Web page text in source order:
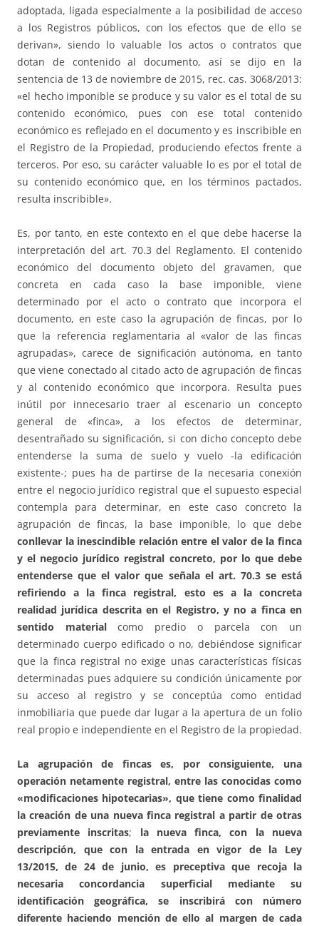
adoptada, ligada especialmente a la posibilidad de acceso
a los Registros públicos, con los efectos que de ello se
derivan», siendo lo valuable los actos o contratos que
dotan de contenido al documento, así se dijo en la
sentencia de 13 de noviembre de 2015, rec. cas. 3068/2013:
«el hecho imponible se produce y su valor es el total de su
contenido económico, pues con ese total contenido
económico es reflejado en el documento y es inscribible en
el Registro de la Propiedad, produciendo efectos frente a
terceros. Por eso, su carácter valuable lo es por el total de
su contenido económico que, en los términos pactados,
resulta inscribible».
Es, por tanto, en este contexto en el que debe hacerse la
interpretación del art. 70.3 del Reglamento. El contenido
económico del documento objeto del gravamen, que
concreta en cada caso la base imponible, viene
determinado por el acto o contrato que incorpora el
documento, en este caso la agrupación de fincas, por lo
que la referencia reglamentaria al «valor de las fincas
agrupadas», carece de significación autónoma, en tanto
que viene conectado al citado acto de agrupación de fincas
y al contenido económico que incorpora. Resulta pues
inútil por innecesario traer al escenario un concepto
general de «finca», a los efectos de determinar,
desentrañado su significación, si con dicho concepto debe
entenderse la suma de suelo y vuelo -la edificación
existente-; pues ha de partirse de la necesaria conexión
entre el negocio jurídico registral que el supuesto especial
contempla para determinar, en este caso concreto la
agrupación de fincas, la base imponible, lo que debe
conllevar la inescindible relación entre el valor de la finca
y el negocio jurídico registral concreto, por lo que debe
entenderse que el valor que señala el art. 70.3 se está
refiriendo a la finca registral, esto es a la concreta
realidad jurídica descrita en el Registro, y no a finca en
sentido materialcomo predio o parcela con un
determinado cuerpo edificado o no, debiéndose significar
que la finca registral no exige unas características físicas
determinadas pues adquiere su condición únicamente por
su acceso al registro y se conceptúa como entidad
inmobiliaria que puede dar lugar a la apertura de un folio
real propio e independiente en el Registro de la propiedad.
La agrupación de fincas es, por consiguiente, una
operación netamente registral, entre las conocidas como
«modificaciones hipotecarias», que tiene como finalidad
la creación de una nueva finca registral a partir de otras
previamente inscritas; la nueva finca, con la nueva
descripción, que con la entrada en vigor de la Ley
13/2015, de 24 de junio, es preceptiva que recoja la
necesaria concordancia superficial mediante su
identificación geográfica, se inscribirá con número
diferente haciendo mención de ello al margen de cada